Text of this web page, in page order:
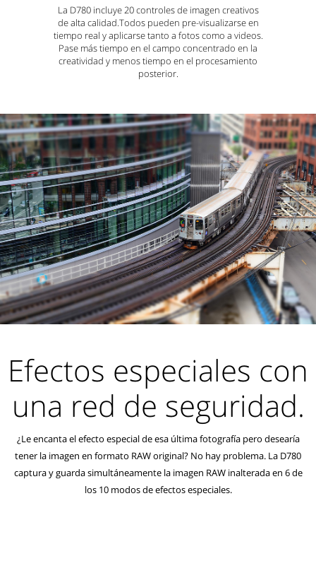
La D780 incluye 20 controles de imagen creativos
de alta calidad.Todos pueden pre-visualizarse en
tiempo real y aplicarse tanto a fotos como a videos.
Pase más tiempo en el campo concentrado en la
creatividad y menos tiempo en el procesamiento
posterior.
Efectos especiales con
una red de seguridad.
¿Le encanta el efecto especial de esa última fotografía pero desearía
tener la imagen en formato RAW original? No hay problema. La D780
captura y guarda simultáneamente la imagen RAW inalterada en 6 de
los 10 modos de efectos especiales.